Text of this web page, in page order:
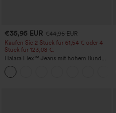
€35,95 EUR €44,95 EUR
Kaufen Sie 2 Stück für 61,54 € oder 4
Stück für 123,08 €.
Halara Flex™ Jeans mit hohem Bund
und Taschen, gewaschener, lässiger
Bootcut